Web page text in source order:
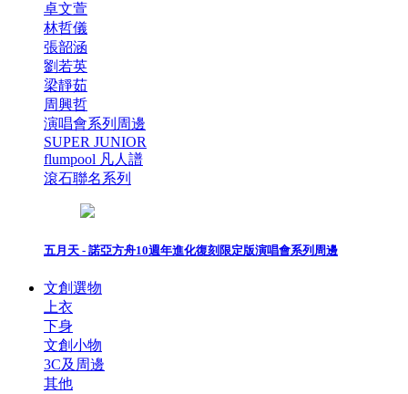
卓文萱
林哲儀
張韶涵
劉若英
梁靜茹
周興哲
演唱會系列周邊
SUPER JUNIOR
flumpool 凡人譜
滾石聯名系列
五月天 - 諾亞方舟10週年進化復刻限定版演唱會系列周邊
文創選物
上衣
下身
文創小物
3C及周邊
其他